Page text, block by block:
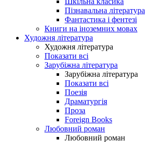
Пізнавальна література
Фантастика і фентезі
Книги на іноземних мовах
Художня література
Художня література
Показати всі
Зарубіжна література
Зарубіжна література
Показати всі
Поезія
Драматургія
Проза
Foreign Books
Любовний роман
Любовний роман